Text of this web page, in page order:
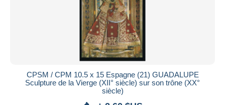
CPSM / CPM 10.5 x 15 Espagne (21) GUADALUPE
Sculpture de la Vierge (XII° siècle) sur son trône (XX°
siècle)